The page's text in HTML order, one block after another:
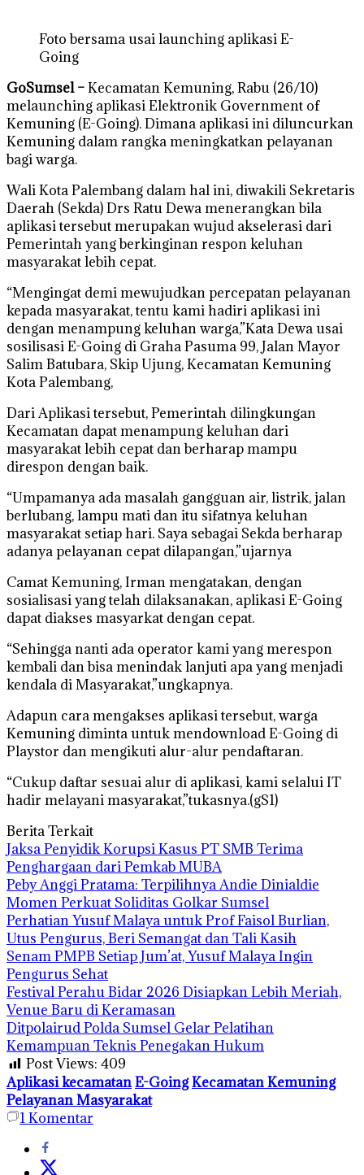
Foto bersama usai launching aplikasi E-
Going
GoSumsel –Kecamatan Kemuning, Rabu (26/10)
melaunching aplikasi Elektronik Government of
Kemuning (E-Going). Dimana aplikasi ini diluncurkan
Kemuning dalam rangka meningkatkan pelayanan
bagi warga.
Wali Kota Palembang dalam hal ini, diwakili Sekretaris
Daerah (Sekda) Drs Ratu Dewa menerangkan bila
aplikasi tersebut merupakan wujud akselerasi dari
Pemerintah yang berkinginan respon keluhan
masyarakat lebih cepat.
“Mengingat demi mewujudkan percepatan pelayanan
kepada masyarakat, tentu kami hadiri aplikasi ini
dengan menampung keluhan warga,”Kata Dewa usai
sosilisasi E-Going di Graha Pasuma 99, Jalan Mayor
Salim Batubara, Skip Ujung, Kecamatan Kemuning
Kota Palembang,
Dari Aplikasi tersebut, Pemerintah dilingkungan
Kecamatan dapat menampung keluhan dari
masyarakat lebih cepat dan berharap mampu
direspon dengan baik.
“Umpamanya ada masalah gangguan air, listrik, jalan
berlubang, lampu mati dan itu sifatnya keluhan
masyarakat setiap hari. Saya sebagai Sekda berharap
adanya pelayanan cepat dilapangan,”ujarnya
Camat Kemuning, Irman mengatakan, dengan
sosialisasi yang telah dilaksanakan, aplikasi E-Going
dapat diakses masyarkat dengan cepat.
“Sehingga nanti ada operator kami yang merespon
kembali dan bisa menindak lanjuti apa yang menjadi
kendala di Masyarakat,”ungkapnya.
Adapun cara mengakses aplikasi tersebut, warga
Kemuning diminta untuk mendownload E-Going di
Playstor dan mengikuti alur-alur pendaftaran.
“Cukup daftar sesuai alur di aplikasi, kami selalui IT
hadir melayani masyarakat,”tukasnya.(gS1)
Berita Terkait
Jaksa Penyidik Korupsi Kasus PT SMB Terima
Penghargaan dari Pemkab MUBA
Peby Anggi Pratama: Terpilihnya Andie Dinialdie
Momen Perkuat Soliditas Golkar Sumsel
Perhatian Yusuf Malaya untuk Prof Faisol Burlian,
Utus Pengurus, Beri Semangat dan Tali Kasih
Senam PMPB Setiap Jum’at, Yusuf Malaya Ingin
Pengurus Sehat
Festival Perahu Bidar 2026 Disiapkan Lebih Meriah,
Venue Baru di Keramasan
Ditpolairud Polda Sumsel Gelar Pelatihan
Kemampuan Teknis Penegakan Hukum
Post Views: 409
Aplikasi kecamatanE-GoingKecamatan Kemuning
Pelayanan Masyarakat
1Komentar